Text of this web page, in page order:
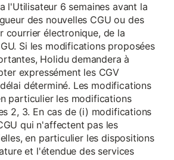
l'Utilisateur 6 semaines avant la
des nouvelles CGU ou des
courrier électronique, de la
Si les modifications proposées
Holidu demandera à
expressément les CGV
déterminé. Les modifications
particulier les modifications
2, 3. En cas de (i) modifications
qui n'affectent pas les
en particulier les dispositions
et l'étendue des services